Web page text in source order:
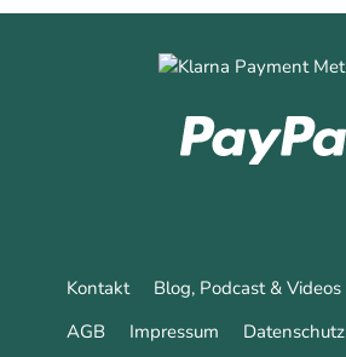
Kontakt Blog, Podcast & Videos
AGB
Impressum Datenschutz